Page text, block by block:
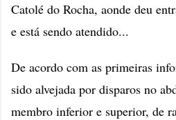
Catolé do Rocha, aonde deu
e está sendo atendido...
De acordo com as primeiras
sido alvejada por disparos no
membro inferior e superior, de